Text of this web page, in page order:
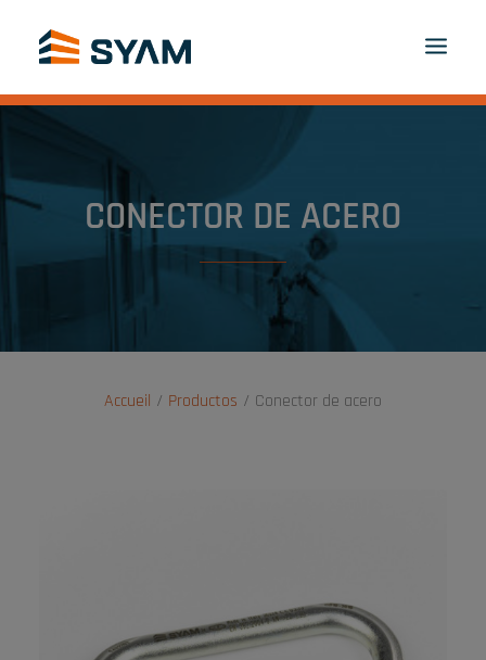
CONTACTO
INICIAR SESIÓNCONECTOR DE ACERO
Accueil Productos Conector de acero